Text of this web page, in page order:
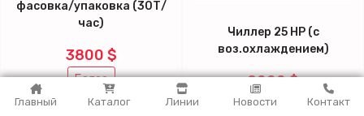
Главный Каталог Линии Новости Контакт
фасовка/упаковка (30Т/
час)
3800 $
Более
Чиллер 25 HP (с
воз.охлаждением)
9000 $
Более